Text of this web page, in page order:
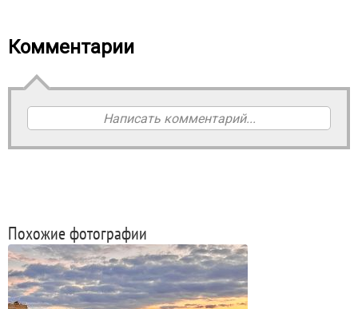
Комментарии
Написать комментарий...
Похожие фотографии